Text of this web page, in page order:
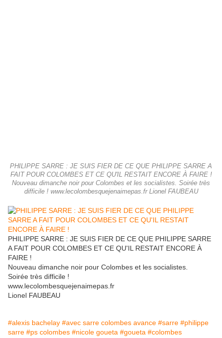
PHILIPPE SARRE : JE SUIS FIER DE CE QUE PHILIPPE SARRE A
FAIT POUR COLOMBES ET CE QU'IL RESTAIT ENCORE À FAIRE !
Nouveau dimanche noir pour Colombes et les socialistes. Soirée très
difficile ! www.lecolombesquejenaimepas.fr Lionel FAUBEAU
PHILIPPE SARRE : JE SUIS FIER DE CE QUE PHILIPPE SARRE
A FAIT POUR COLOMBES ET CE QU'IL RESTAIT ENCORE À
FAIRE !
Nouveau dimanche noir pour Colombes et les socialistes.
Soirée très difficile !
www.lecolombesquejenaimepas.fr
Lionel FAUBEAU
#alexis bachelay #avec sarre colombes avance #sarre #philippe
sarre #ps colombes #nicole goueta #goueta #colombes